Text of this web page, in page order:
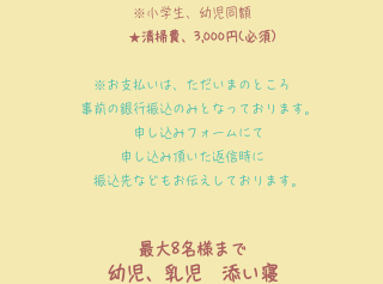
※小学生、幼児同額
★清掃費、3,000円(必須）
※お支払いは、ただいまのところ
事前の銀行振込のみとなっております。
申し込みフォームにて
申し込み頂いた返信時に
振込先などもお伝えしております。
最大8名様まで
幼児、乳児 添い寝